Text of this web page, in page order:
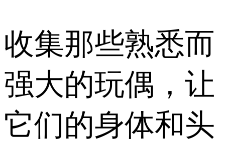
收集那些熟悉而
强大的玩偶，让
它们的身体和头